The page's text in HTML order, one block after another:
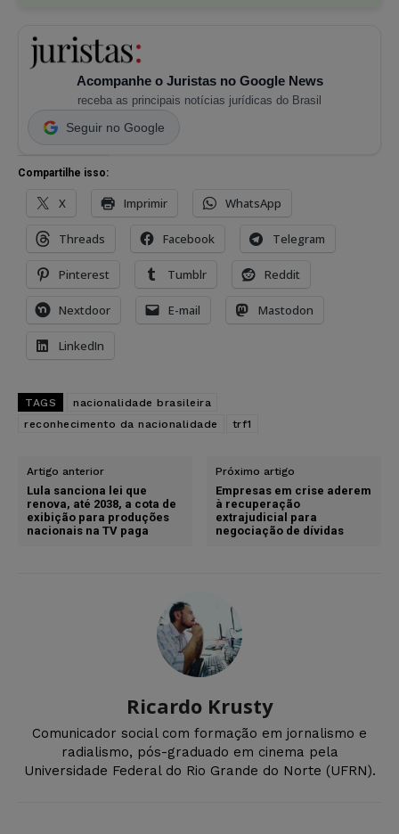
Acompanhe o Juristas no Google News
receba as principais notícias jurídicas do Brasil
Seguir no Google
Compartilhe isso:
X Imprimir WhatsApp
Threads Facebook Telegram
Pinterest Tumblr Reddit
Nextdoor E-mail Mastodon
LinkedIn
TAGS
nacionalidade brasileira
reconhecimento da nacionalidade
trf1
Artigo anterior
Lula sanciona lei que
renova, até 2038, a cota de
exibição para produções
nacionais na TV paga
Próximo artigo
Empresas em crise aderem
à recuperação
extrajudicial para
negociação de dívidas
Ricardo Krusty
Comunicador social com formação em jornalismo e
radialismo, pós-graduado em cinema pela
Universidade Federal do Rio Grande do Norte (UFRN).